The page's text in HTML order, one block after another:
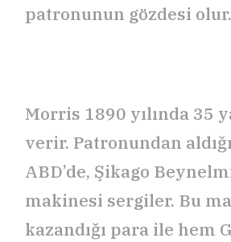
patronunun gözdesi olur.
Morris 1890 yılında 35
verir. Patronundan
ABD’de, Şikago
makinesi sergiler. Bu
kazandığı para ile hem